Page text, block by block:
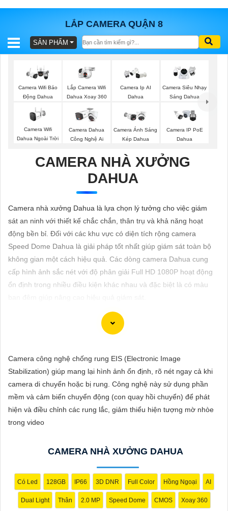
LẮP CAMERA QUẬN 8
BÁO
TRỌN
GÓI
SẢN
LẮP
ĐẶT
PHỤ
KIỆN
VẤN
DỊCH
VỤ
SẢN PHẨM
Camera Wifi Báo
Động Dahua
Lắp Camera Wifi
Dahua Xoay 360
Camera Ip AI
Dahua
Camera Siêu Nhạy
Sáng Dahua
Camera Wifi
Dahua Ngoài Trời
Camera Dahua
Công Nghệ Ai
Camera Ánh Sáng
Kép Dahua
Camera IP PoE
Dahua
CAMERA NHÀ XƯỞNG
DAHUA
Camera nhà xưởng Dahua là lựa chọn lý tưởng cho việc giám
sát an ninh với thiết kế chắc chắn, thân trụ và khả năng hoạt
động bền bỉ. Đối với các khu vực có diện tích rộng camera
Speed Dome Dahua là giải pháp tốt nhất giúp giám sát toàn bộ
không gian một cách hiệu quả. Các dòng camera Dahua cung
cấp hình ảnh sắc nét với độ phân giải Full HD 1080P hoạt động
ổn định trong nhiều điều kiện khác nhau và đặc biệt là có màu
xem qua điện thoại di động, có chất lượng hình ảnh sắc nét, giá
trong nhà hoặc ngoài trời.
Camera Hikvision DS-2CE56C0T-IRP: Camera thân hồng
ngoại, chất lượng 1MP, có khả năng quan sát ban đêm tốt, sắc
nét.
4:Camera Dahua HAC-HDBW1200RP-Z: Camera dome chất
Camera công nghệ chống rung EIS (Electronic Image
Stabilization) giúp mang lại hình ảnh ổn định, rõ nét ngay cả khi
camera di chuyển hoặc bị rung. Công nghệ này sử dụng phần
mềm và cảm biến chuyển động (con quay hồi chuyển) để phát
hiện và điều chỉnh các rung lắc, giảm thiểu hiện tượng mờ nhòe
trong video
CAMERA NHÀ XƯỞNG DAHUA
Có Led 128GB IP66 3D DNR Full Color Hồng Ngoại AI
Dual Light Thân 2.0 MP Speed Dome CMOS Xoay 360